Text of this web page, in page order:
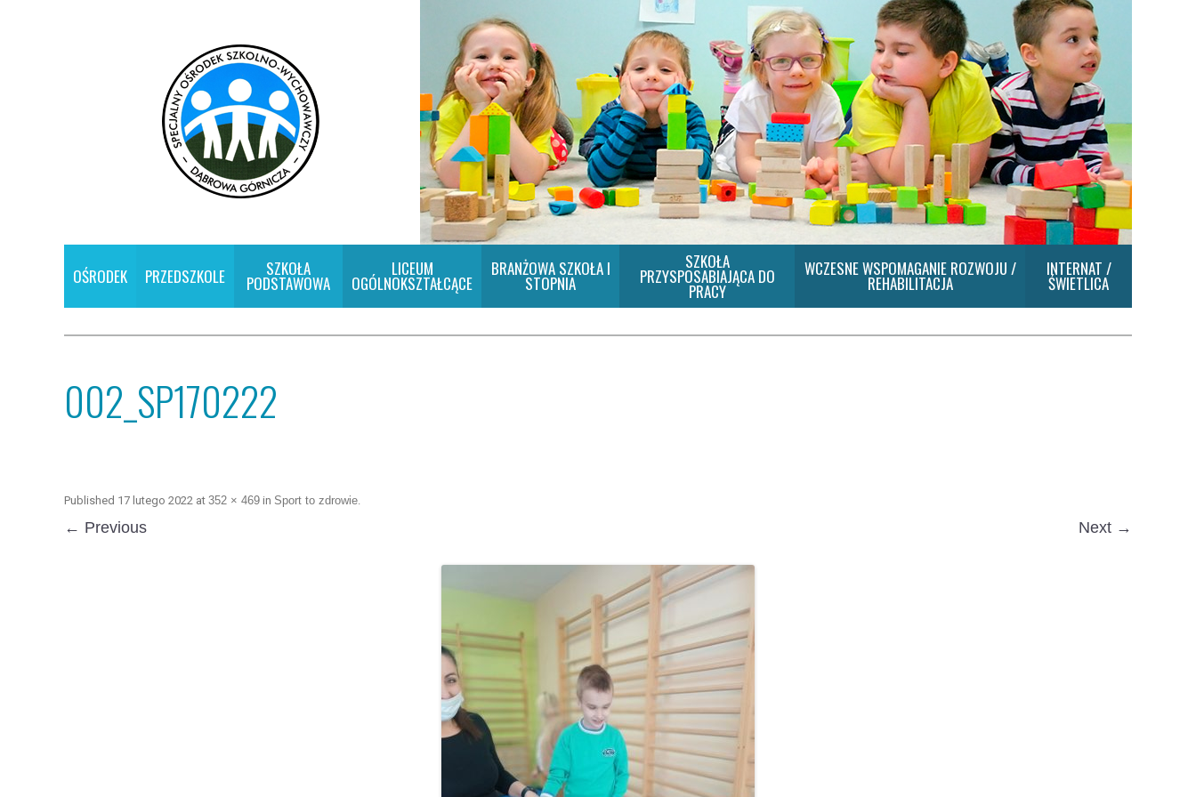
OŚRODEK PRZEDSZKOLE SZKOŁA
PODSTAWOWA
LICEUM
OGÓLNOKSZTAŁCĄCE
BRANŻOWA SZKOŁA I
STOPNIA
SZKOŁA
PRZYSPOSABIAJĄCA DO
PRACY
WCZESNE WSPOMAGANIE ROZWOJU /
REHABILITACJA
INTERNAT /
ŚWIETLICA
002_SP170222
Published 17 lutego 2022 at 352 × 469 in Sport to zdrowie.
← Previous Next →